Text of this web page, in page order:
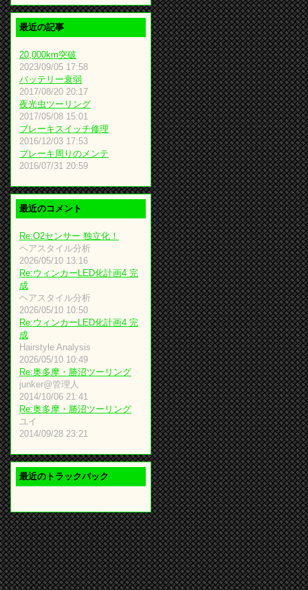
最近の記事
20,000km突破
2023/09/05 17:58
バッテリー衰弱
2017/08/20 20:17
夜光虫ツーリング
2017/05/08 15:01
ブレーキスイッチ修理
2016/12/03 17:53
ブレーキ周りのメンテ
2016/07/31 20:59
最近のコメント
Re:O2センサー 独立化！
ヘアスタイル分析
2026/05/10 13:16
Re:ウィンカーLED化計画4 完
成
ヘアスタイル分析
2026/05/10 10:50
Re:ウィンカーLED化計画4 完
成
Hairstyle Analysis
2026/05/10 10:49
Re:奥多摩・勝沼ツーリング
junker@管理人
2014/10/06 21:41
Re:奥多摩・勝沼ツーリング
ユイ
2014/09/28 23:21
最近のトラックバック